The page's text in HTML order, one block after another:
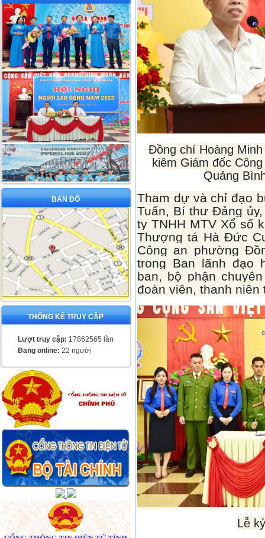
BẢN ĐỒ
THỐNG KÊ TRUY CẬP
Lượt truy cập: 17862565 lần
Đang online: 22 người
Đồng chí Hoàng
kiêm Giám đốc
Quảng
Tham dự và chỉ đạo
Tuấn, Bí thư Đảng
ty TNHH MTV Xổ số
Thượng tá Hà Đức
Công an phường
trong Ban lãnh đạo
ban, bộ phận
đoàn viên, thanh niên
Lễ